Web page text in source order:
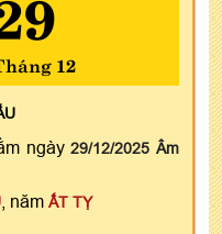
12
ngày29/12/2025 Âm
, năm ẤT TỴ